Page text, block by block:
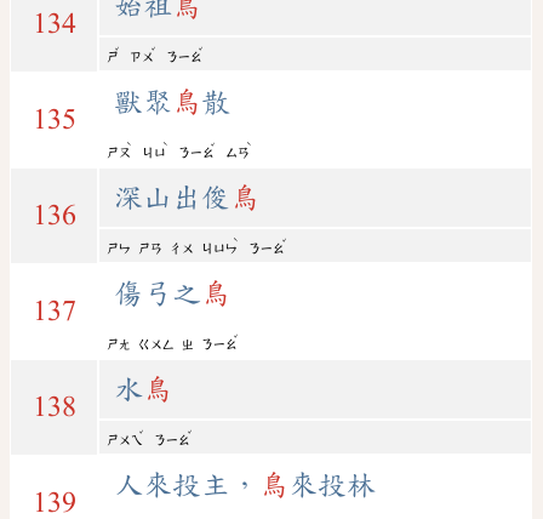
134
始祖鳥
ㄕ
ˇ
ㄗㄨ
ˇ
ㄋㄧㄠ
ˇ
135
獸聚 鳥散
ㄕㄡ
ˋ
ㄐㄩ
ˋ
ㄋㄧㄠ
ˇ
ㄙㄢ
ˋ
136
深山出俊 鳥
ㄕㄣ ㄕㄢ ㄔㄨ ㄐㄩㄣ
ˋ
ㄋㄧㄠ
ˇ
137
傷弓之 鳥
ㄕㄤ ㄍㄨㄥ ㄓ ㄋㄧㄠ
ˇ
138
水鳥
ㄕㄨㄟ
ˇ
ㄋㄧㄠ
ˇ
139
人來投主， 鳥 來投林